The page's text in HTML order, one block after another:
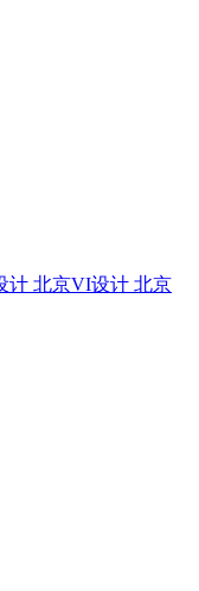
计 北京VI设计 北京